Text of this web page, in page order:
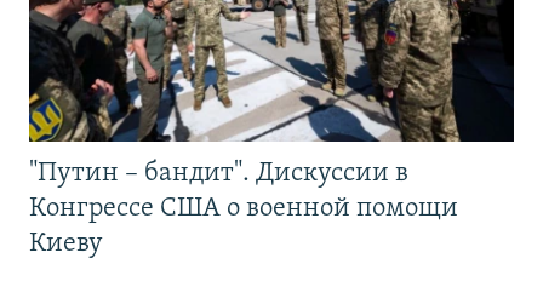
"Путин – бандит". Дискуссии в
Конгрессе США о военной помощи
Киеву